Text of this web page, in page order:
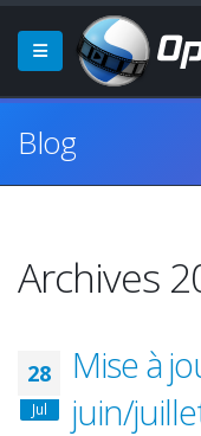
Blog
Archives
28
Jul
Mise à
juin/